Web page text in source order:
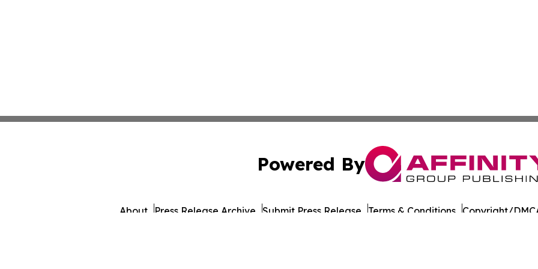
Powered By
About Press Release Archive Submit Press Release Terms & Conditions Copyright/